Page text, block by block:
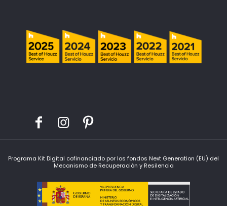
Programa Kit Digital cofinanciado por los fondos Next Generation (EU) del
Mecanismo de Recuperación y Resilencia